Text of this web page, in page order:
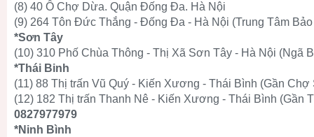
(8) 40 Ô Chợ Dừa. Quận Đống Đa. Hà Nội
(9) 264 Tôn Đức Thắng - Đống Đa - Hà Nội (Trung Tâm
*Sơn Tây
(10) 310 Phố Chùa Thông - Thị Xã Sơn Tây - Hà Nội (Ngã
*Thái Binh
(11) 88 Thị trấn Vũ Quý - Kiến Xương - Thái Bình (Gần Chợ
(12) 182 Thị trấn Thanh Nê - Kiến Xương - Thái Bình (Gần
0827977979
*Ninh Bình